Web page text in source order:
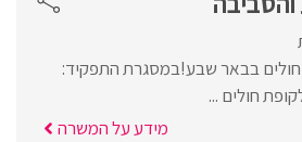
חולים בבאר שבע!במסגרת התפקיד:
חולים ...
מידע על המשרה